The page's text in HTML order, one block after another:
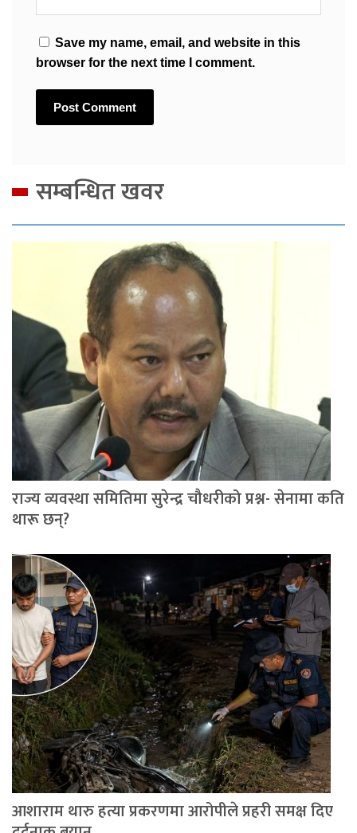
Save my name, email, and website in this
browser for the next time I comment.
सम्बन्धित खवर
राज्य व्यवस्था समितिमा सुरेन्द्र चौधरीको प्रश्न- सेनामा कति
थारू छन्?
आशाराम थारु हत्या प्रकरणमा आरोपीले प्रहरी समक्ष दिए